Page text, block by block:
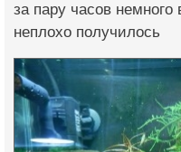
за пару часов
неплохо получилось